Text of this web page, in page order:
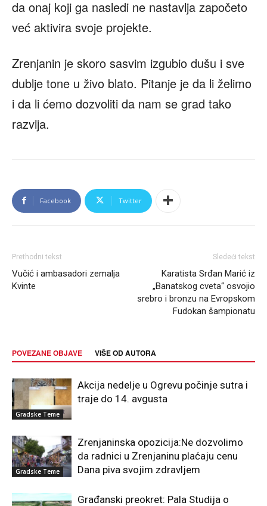
da onaj koji ga nasledi ne nastavlja započeto
već aktivira svoje projekte.
Zrenjanin je skoro sasvim izgubio dušu i sve
dublje tone u živo blato. Pitanje je da li želimo
i da li ćemo dozvoliti da nam se grad tako
razvija.
Facebook Twitter
Prethodni tekst
Vučić i ambasadori zemalja
Kvinte
Sledeći tekst
Karatista Srđan Marić iz
„Banatskog cveta“ osvojio
srebro i bronzu na Evropskom
Fudokan šampionatu
POVEZANE OBJAVE VIŠE OD AUTORA
Gradske Teme
Akcija nedelje u Ogrevu počinje sutra i
traje do 14. avgusta
Gradske Teme
Zrenjaninska opozicija:Ne dozvolimo
da radnici u Zrenjaninu plaćaju cenu
Dana piva svojim zdravljem
Građanski preokret: Pala Studija o